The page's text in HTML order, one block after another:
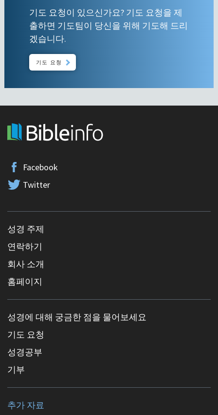
기도 요청이 있으신가요? 기도 요청을 제
출하면 기도팀이 당신을 위해 기도해 드리
겠습니다.
기도 요청
Facebook
Twitter
성경 주제
연락하기
회사 소개
홈페이지
성경에 대해 궁금한 점을 물어보세요
기도 요청
성경공부
기부
추가 자료